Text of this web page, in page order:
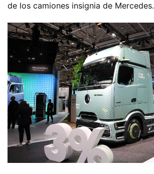
de los camiones insignia de Mercedes.